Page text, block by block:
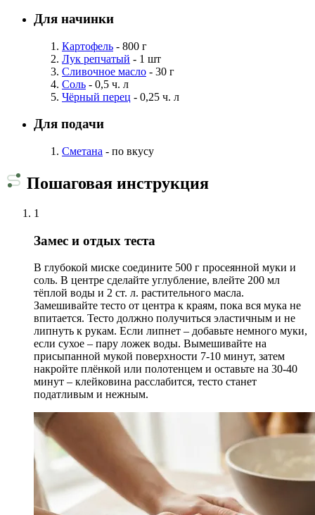
Для начинки
Картофель - 800 г
Лук репчатый - 1 шт
Сливочное масло - 30 г
Соль - 0,5 ч. л
Чёрный перец - 0,25 ч. л
Для подачи
Сметана - по вкусу
Пошаговая инструкция
1
Замес и отдых теста
В глубокой миске соедините 500 г просеянной муки и
соль. В центре сделайте углубление, влейте 200 мл
тёплой воды и 2 ст. л. растительного масла.
Замешивайте тесто от центра к краям, пока вся мука не
впитается. Тесто должно получиться эластичным и не
липнуть к рукам. Если липнет – добавьте немного муки,
если сухое – пару ложек воды. Вымешивайте на
присыпанной мукой поверхности 7-10 минут, затем
накройте плёнкой или полотенцем и оставьте на 30-40
минут – клейковина расслабится, тесто станет
податливым и нежным.